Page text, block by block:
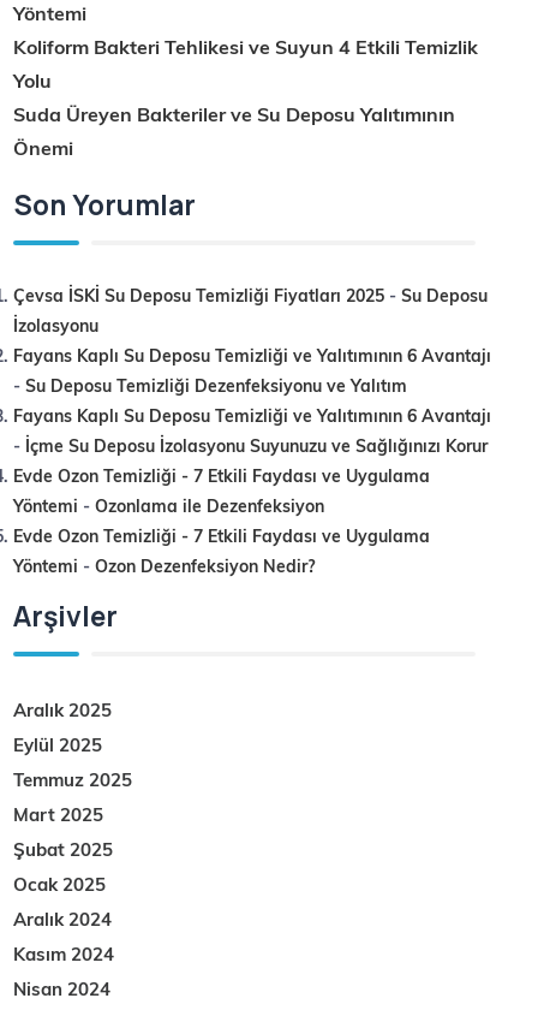
Yöntemi
Koliform Bakteri Tehlikesi ve Suyun 4 Etkili Temizlik
Yolu
Suda Üreyen Bakteriler ve Su Deposu Yalıtımının
Önemi
Son Yorumlar
Çevsa İSKİ Su Deposu Temizliği Fiyatları 2025 -Su Deposu
İzolasyonu
Fayans Kaplı Su Deposu Temizliği ve Yalıtımının 6 Avantajı
-Su Deposu Temizliği Dezenfeksiyonu ve Yalıtım
Fayans Kaplı Su Deposu Temizliği ve Yalıtımının 6 Avantajı
- İçme Su Deposu İzolasyonu Suyunuzu ve Sağlığınızı Korur
Evde Ozon Temizliği - 7 Etkili Faydası ve Uygulama
Yöntemi -Ozonlama ile Dezenfeksiyon
Evde Ozon Temizliği - 7 Etkili Faydası ve Uygulama
Yöntemi -Ozon Dezenfeksiyon Nedir?
Arşivler
Aralık 2025
Eylül 2025
Temmuz 2025
Mart 2025
Şubat 2025
Ocak 2025
Aralık 2024
Kasım 2024
Nisan 2024